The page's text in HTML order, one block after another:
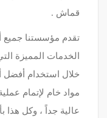
قماش .
تقدم مؤسستنا جميع
الخدمات المميزة
خلال استخدام أفضل
مواد خام لإتمام
عالية جداً ، وكل هذا